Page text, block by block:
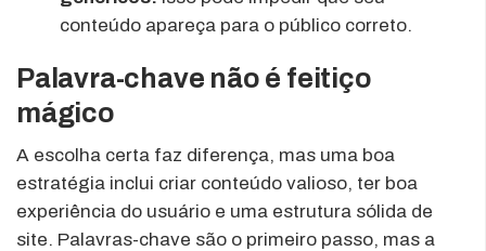
conteúdo apareça para o público correto.
Palavra-chave não é feitiço
mágico
A escolha certa faz diferença, mas uma boa
estratégia inclui criar conteúdo valioso, ter boa
experiência do usuário e uma estrutura sólida de
site. Palavras-chave são o primeiro passo, mas a